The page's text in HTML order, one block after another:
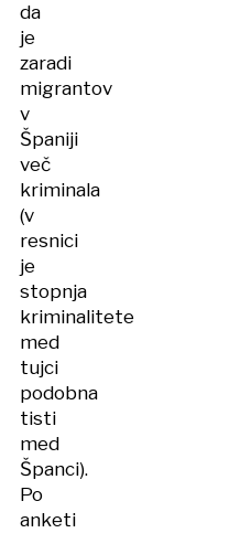
da
je
zaradi
migrantov
v
Španiji
več
kriminala
(v
resnici
je
stopnja
kriminalitete
med
tujci
podobna
tisti
med
Španci).
Po
anketi